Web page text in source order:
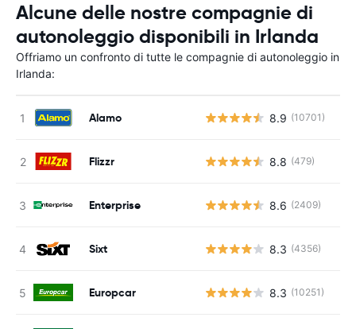
Alcune delle nostre compagnie di
autonoleggio disponibili in Irlanda
Offriamo un confronto di tutte le compagnie di autonoleggio in
Irlanda:
Alamo 8.9 (10701)
Flizzr 8.8 (479)
Enterprise 8.6 (2409)
Sixt 8.3 (4356)
Europcar 8.3 (10251)